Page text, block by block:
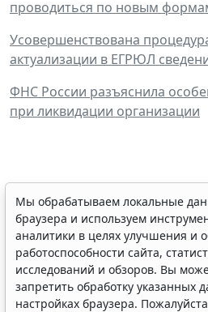
проводиться по новым
Усовершенствована
актуализации в ЕГРЮЛ
ФНС России разъяснила
при ликвидации организации
Срок согласования
контракта с
контрагентом
7 августа 2026 16:55
Мы обрабатываем локальные
браузера и используем
аналитики в целях улучшения и
работоспособности сайта,
исследований и обзоров. Вы
запретить обработку указанных
настройках браузера.